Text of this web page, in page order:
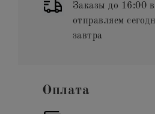
Заказы до 16:00
отправляем
завтра
Оплата